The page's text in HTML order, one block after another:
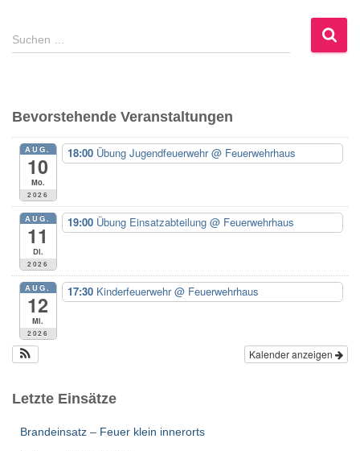
S
u
n
n
:
Suchen …
Bevorstehende Veranstaltungen
AUG.
10
Mo.
2026
18:00 Übung Jugendfeuerwehr@ Feuerwehrhaus
AUG.
11
Di.
2026
19:00 Übung Einsatzabteilung @ Feuerwehrhaus
AUG.
12
Mi.
2026
17:30 Kinderfeuerwehr@ Feuerwehrhaus
Kalender anzeigen
Letzte Einsätze
Brandeinsatz – Feuer klein innerorts